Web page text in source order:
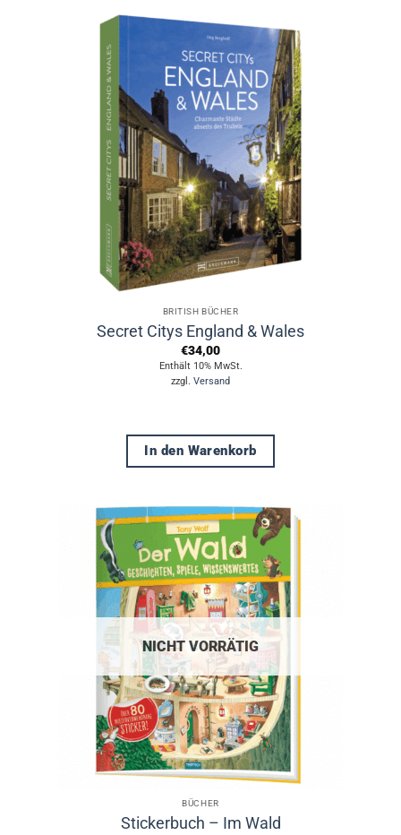
BRITISH BÜCHER
Secret Citys England & Wales
€34,00
Enthält 10% MwSt.
zzgl. Versand
In den Warenkorb
NICHT VORRÄTIG
BÜCHER
Stickerbuch – Im Wald